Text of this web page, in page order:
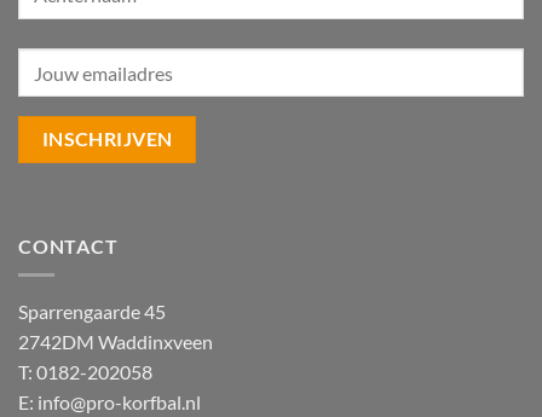
CONTACT
Sparrengaarde 45
2742DM Waddinxveen
T: 0182-202058
E: info@pro-korfbal.nl